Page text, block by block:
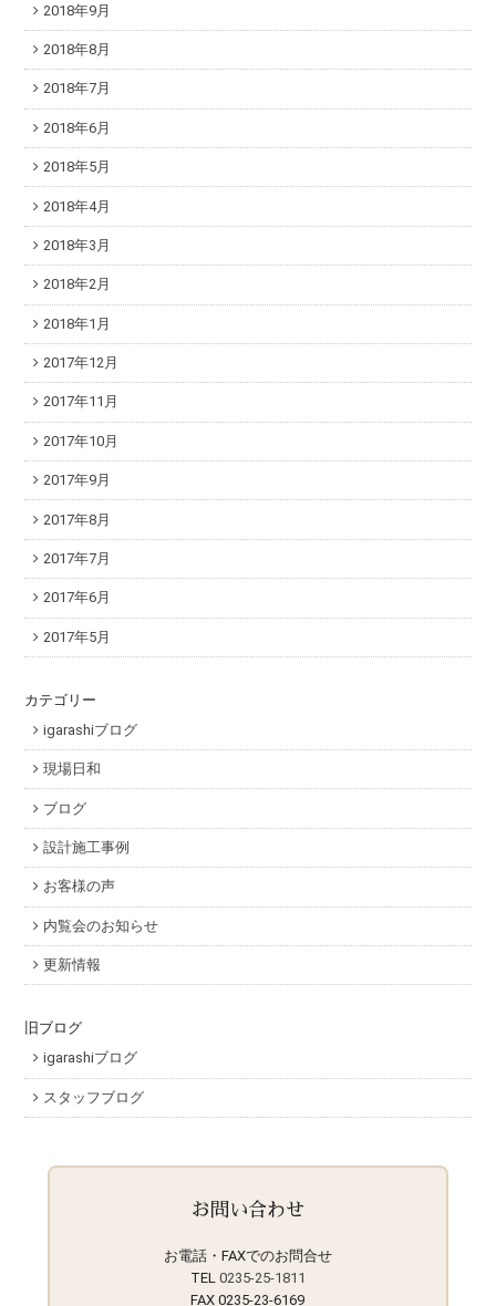
2018年9月
2018年8月
2018年7月
2018年6月
2018年5月
2018年4月
2018年3月
2018年2月
2018年1月
2017年12月
2017年11月
2017年10月
2017年9月
2017年8月
2017年7月
2017年6月
2017年5月
カテゴリー
igarashiブログ
現場日和
ブログ
設計施工事例
お客様の声
内覧会のお知らせ
更新情報
旧ブログ
igarashiブログ
スタッフブログ
お問い合わせ
お電話・FAXでのお問合せ
TEL 0235-25-1811
FAX 0235-23-6169